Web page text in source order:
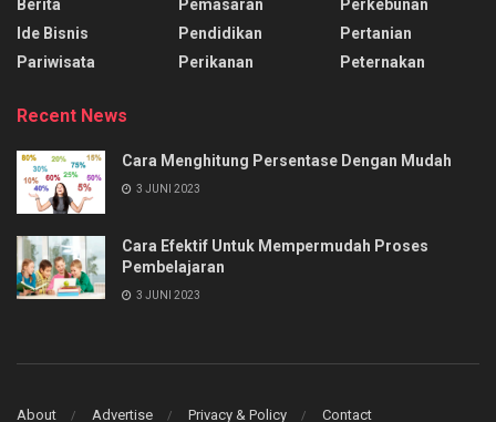
Berita
Ide Bisnis
Pariwisata
Pemasaran
Pendidikan
Perikanan
Perkebunan
Pertanian
Peternakan
Recent News
Cara Menghitung Persentase Dengan Mudah
3 JUNI 2023
Cara Efektif Untuk Mempermudah Proses
Pembelajaran
3 JUNI 2023
About Advertise Privacy & Policy Contact